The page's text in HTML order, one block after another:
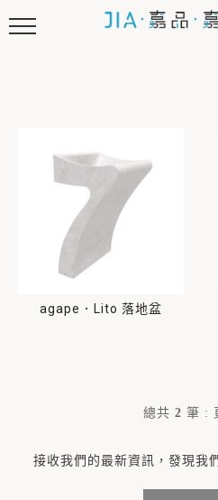
agape．Lito 落地盆
總共 2 筆 :
接收我們的最新資訊，發現我